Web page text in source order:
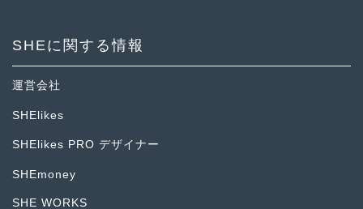
SHEに関する情報
運営会社
SHElikes
SHElikes PRO デザイナー
SHEmoney
SHE WORKS